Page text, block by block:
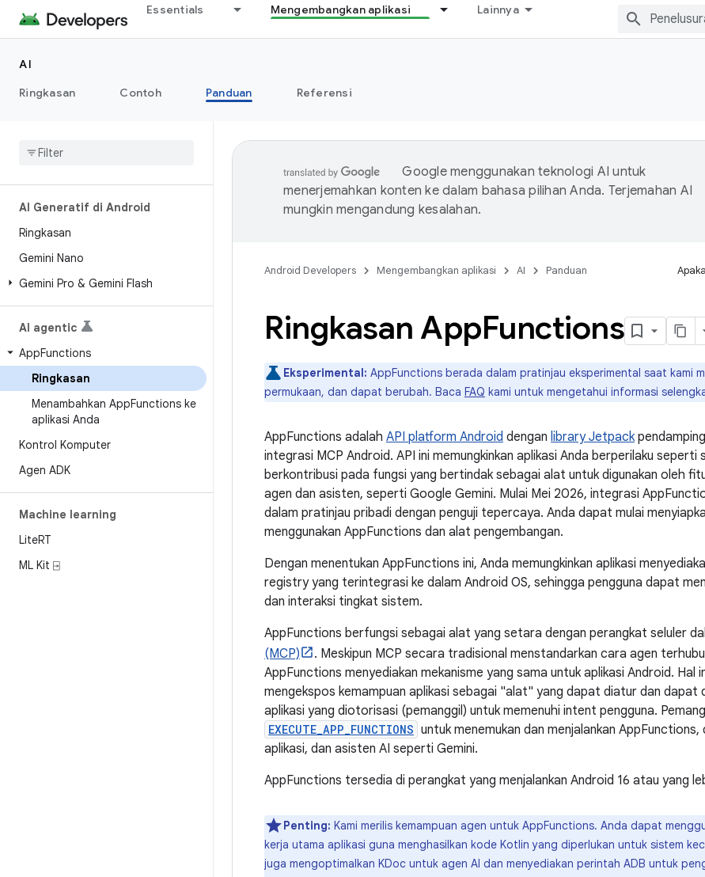
Essentials Mengembangkan aplikasi Lainnya
AI
Ringkasan
Contoh Panduan Referensi
AI Generatif di Android
Ringkasan
Gemini Nano
Gemini Pro & Gemini Flash
AI agentic
AppFunctions
Ringkasan
Menambahkan AppFunctions ke
aplikasi Anda
Kontrol Komputer
Agen ADK
Machine learning
LiteRT
ML Kit ⍈
Google menggunakan teknologi AI untuk
menerjemahkan konten ke dalam bahasa pilihan Anda. Terjemahan AI
mungkin mengandung kesalahan.
Android Developers Mengembangkan aplikasi AI Panduan
Ringkasan AppFunctions
Eksperimental: AppFunctions berada dalam pratinjau eksperimental saat kami
permukaan, dan dapat berubah. Baca FAQ kami untuk mengetahui informasi
AppFunctions adalah API platform Android dengan library Jetpack
integrasi MCP Android. API ini memungkinkan aplikasi Anda berperilaku
berkontribusi pada fungsi yang bertindak sebagai alat untuk digunakan oleh
agen dan asisten, seperti Google Gemini. Mulai Mei 2026, integrasi
dalam pratinjau pribadi dengan penguji tepercaya. Anda dapat mulai
menggunakan AppFunctions dan alat pengembangan.
Dengan menentukan AppFunctions ini, Anda memungkinkan aplikasi
registry yang terintegrasi ke dalam Android OS, sehingga pengguna dapat
dan interaksi tingkat sistem.
AppFunctions berfungsi sebagai alat yang setara dengan perangkat seluler
(MCP)
. Meskipun MCP secara tradisional menstandarkan cara agen
AppFunctions menyediakan mekanisme yang sama untuk aplikasi Android. Hal
mengekspos kemampuan aplikasi sebagai "alat" yang dapat diatur dan dapat
aplikasi yang diotorisasi (pemanggil) untuk memenuhi intent pengguna.
EXECUTE_APP_FUNCTIONS untuk menemukan dan menjalankan
aplikasi, dan asisten AI seperti Gemini.
AppFunctions tersedia di perangkat yang menjalankan Android 16 atau yang
Penting: Kami merilis kemampuan agen untuk AppFunctions. Anda dapat
kerja utama aplikasi guna menghasilkan kode Kotlin yang diperlukan untuk sistem
juga mengoptimalkan KDoc untuk agen AI dan menyediakan perintah ADB untuk